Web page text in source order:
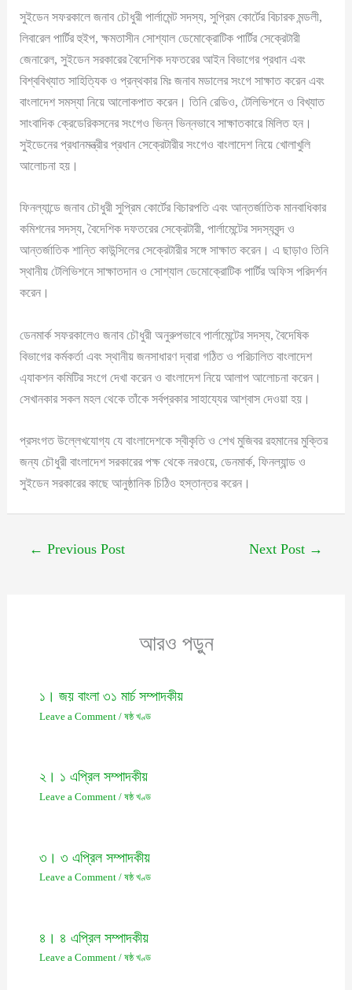
সুইডেন সফরকালে জনাব চৌধুরী পার্লামেন্ট সদস্য, সুপ্রিম কোর্টের বিচারক মন্ডলী,
লিবারেল পার্টির হুইপ, ক্ষমতাসীন সোশ্যাল ডেমোক্রোটিক পার্টির সেক্রেটারী
জেনারেল, সুইডেন সরকারের বৈদেশিক দফতরের আইন বিভাগের প্রধান এবং
বিশ্ববিখ্যাত সাহিত্যিক ও প্রন্থকার মিঃ জনাব মডালের সংগে সাক্ষাত করেন এবং
বাংলাদেশ সমস্যা নিয়ে আলোকপাত করেন। তিনি রেডিও, টেলিভিশনে ও বিখ্যাত
সাংবাদিক ক্রেডেরিকসনের সংগেও ভিন্ন ভিন্নভাবে সাক্ষাতকারে মিলিত হন।
সুইডেনের প্রধানমন্ত্রীর প্রধান সেক্রেটারীর সংগেও বাংলাদেশ নিয়ে খোলাখুলি
আলোচনা হয়।
ফিনল্যান্ডে জনাব চৌধুরী সুপ্রিম কোর্টের বিচারপতি এবং আন্তর্জাতিক মানবাধিকার
কমিশনের সদস্য, বৈদেশিক দফতরের সেক্রেটারী, পার্লামেন্টের সদস্যবৃন্দ ও
আন্তর্জাতিক শান্তি কাউন্সিলের সেক্রেটারীর সঙ্গে সাক্ষাত করেন। এ ছাড়াও তিনি
স্থানীয় টেলিভিশনে সাক্ষাতদান ও সোশ্যাল ডেমোক্রোটিক পার্টির অফিস পরিদর্শন
করেন।
ডেনমার্ক সফরকালেও জনাব চৌধুরী অনুরুপভাবে পার্লামেন্টের সদস্য, বৈদেষিক
বিভাগের কর্মকর্তা এবং স্থানীয় জনসাধারণ দ্বারা গঠিত ও পরিচালিত বাংলাদেশ
এ্যাকশন কমিটির সংগে দেখা করেন ও বাংলাদেশ নিয়ে আলাপ আলোচনা করেন।
সেখানকার সকল মহল থেকে তাঁকে সর্বপ্রকার সাহায্যের আশ্বাস দেওয়া হয়।
প্রসংগত উল্লেখযোগ্য যে বাংলাদেশকে স্বীকৃতি ও শেখ মুজিবর রহমানের মুক্তির
জন্য চৌধুরী বাংলাদেশ সরকারের পক্ষ থেকে নরওয়ে, ডেনমার্ক, ফিনল্যান্ড ও
সুইডেন সরকারের কাছে আনুষ্ঠানিক চিঠিও হস্তান্তর করেন।
← Previous Post Next Post →
আরও পড়ুন
১। জয় বাংলা ৩১ মার্চ সম্পাদকীয়
Leave a Comment / ষষ্ঠ খণ্ড
২। ১ এপ্রিল সম্পাদকীয়
Leave a Comment / ষষ্ঠ খণ্ড
৩। ৩ এপ্রিল সম্পাদকীয়
Leave a Comment / ষষ্ঠ খণ্ড
৪। ৪ এপ্রিল সম্পাদকীয়
Leave a Comment / ষষ্ঠ খণ্ড